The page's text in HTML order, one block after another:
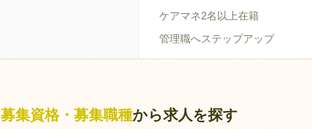
ケアマネ2名以上在籍
管理職へステップアップ
募集資格・募集職種から求人を探す